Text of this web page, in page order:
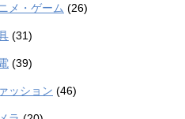
メ・ゲーム (26)
(31)
(39)
ッション (46)